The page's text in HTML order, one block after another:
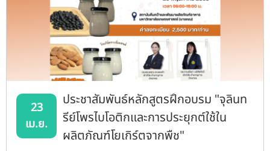
23
เม.ย.
ประชาสัมพันธ์หลักสูตรฝึกอบรม "จุลินท
รีย์โพรไบโอติกและการประยุกต์ใช้ใน
ผลิตภัณฑ์โยเกิร์ตจากพืช"